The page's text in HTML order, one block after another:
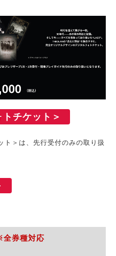
トチケット＞
＞は、先⾏受付のみの取り扱
券種対応